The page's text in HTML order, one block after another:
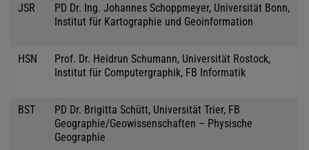
JSR
PD Dr. Ing. Johannes Schoppmeyer, Universität Bonn,
Institut für Kartographie und Geoinformation
HSN
Prof. Dr. Heidrun Schumann, Universität Rostock,
Institut für Computergraphik, FB Informatik
BST
PD Dr. Brigitta Schütt, Universität Trier, FB
Geographie/Geowissenschaften – Physische
Geographie